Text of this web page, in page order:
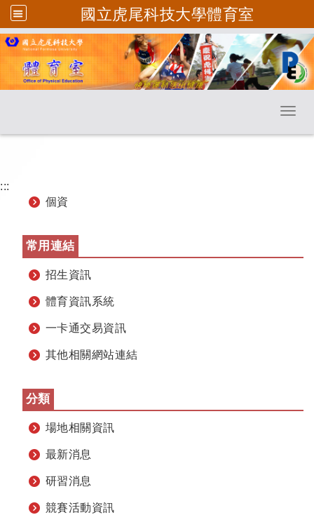
國立虎尾科技大學體育室
跳到主要內容
:::
個資
常用連結
招生資訊
體育資訊系統
一卡通交易資訊
其他相關網站連結
分類
場地相關資訊
最新消息
研習消息
競賽活動資訊